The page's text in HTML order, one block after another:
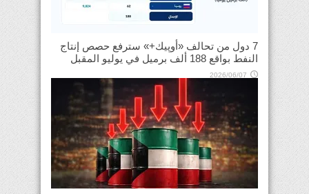
7 دول من تحالف «أوپيك+» سترفع حصص إنتاج
النفط بواقع 188 ألف برميل في يوليو المقبل
2026/06/07